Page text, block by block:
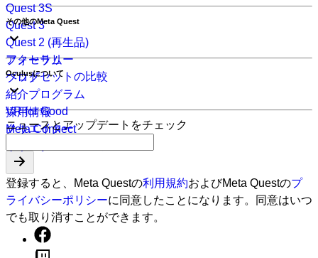
Quest 3S
Quest 3
Quest 2 (再生品)
アクセサリー
ヘッドセットの比較
その他のMeta Quest
フォーラム
ブログ
紹介プログラム
VR for Good
クリエイター
Oculusについて
採用情報
Meta Connect
ニュースとアップデートをチェック
登録すると、Meta Questの利用規約およびMeta Questのプ
ライバシーポリシーに同意したことになります。同意はいつ
でも取り消すことができます。